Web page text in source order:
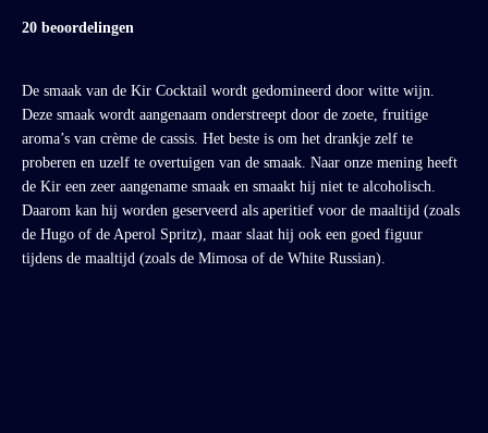
20 beoordelingen
De smaak van de Kir Cocktail wordt gedomineerd door witte wijn.
Deze smaak wordt aangenaam onderstreept door de zoete, fruitige
aroma’s van crème de cassis. Het beste is om het drankje zelf te
proberen en uzelf te overtuigen van de smaak. Naar onze mening heeft
de Kir een zeer aangename smaak en smaakt hij niet te alcoholisch.
Daarom kan hij worden geserveerd als aperitief voor de maaltijd (zoals
de Hugo of de Aperol Spritz), maar slaat hij ook een goed figuur
tijdens de maaltijd (zoals de Mimosa of de White Russian).